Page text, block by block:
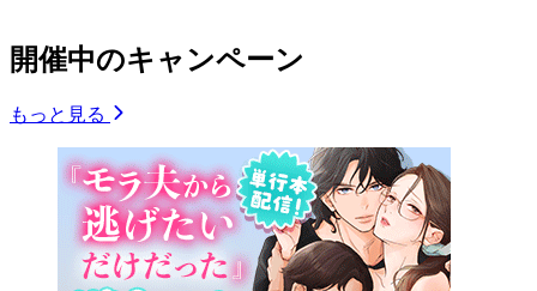
開催中のキャンペーン
もっと見る